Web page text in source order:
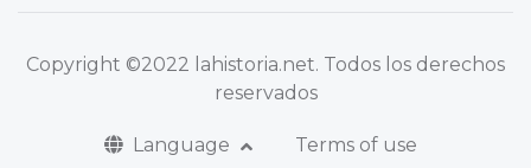
Copyright ©2022 lahistoria.net. Todos los derechos
reservados
Language Terms of use